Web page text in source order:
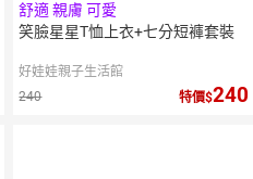
舒適 親膚 可愛
笑臉星星T恤上衣+七分短褲套裝
好娃娃親子生活館
240
特價 240